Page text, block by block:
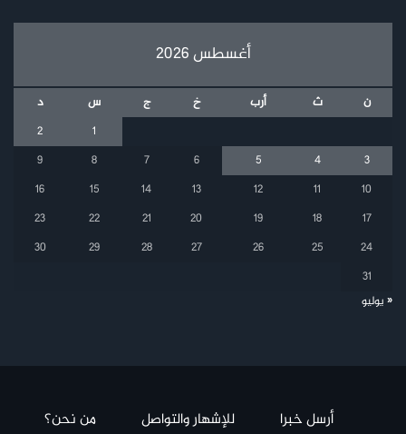
أغسطس 2026
ن ث أرب خ ج س
د
1
2
3
4
5
6
7
8
9
10
11
12
13
14
15
16
17
18
19
20
21
22
23
24
25
26
27
28
29
30
31
« يوليو
أرسل خبرا للإشهار والتواصل من نحن؟